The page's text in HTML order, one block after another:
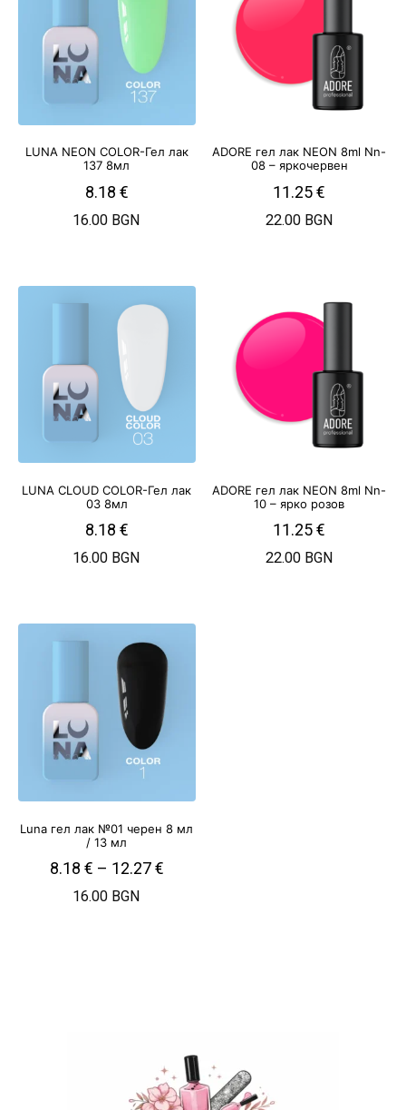
LUNA NEON COLOR-Гел лак
137 8мл
8.18 €
16.00 BGN
ADORE гел лак NEON 8ml Nn-
08 – яркочервен
11.25€
22.00 BGN
LUNA CLOUD COLOR-Гел лак
03 8мл
8.18 €
16.00 BGN
ADORE гел лак NEON 8ml Nn-
10 – ярко розов
11.25€
22.00 BGN
Luna гел лак №01 черен 8 мл
/ 13 мл
8.18 € – 12.27€
16.00 BGN